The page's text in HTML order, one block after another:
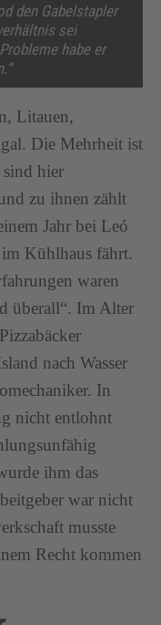
den Gabelstapler
sei
habe er
Litauen,
Die Mehrheit ist
hier
zu ihnen zählt
Jahr bei Leó
Kühlhaus fährt.
waren
überall“. Im Alter
nach Wasser
In
nicht entlohnt
ihm das
war nicht
musste
Recht kommen